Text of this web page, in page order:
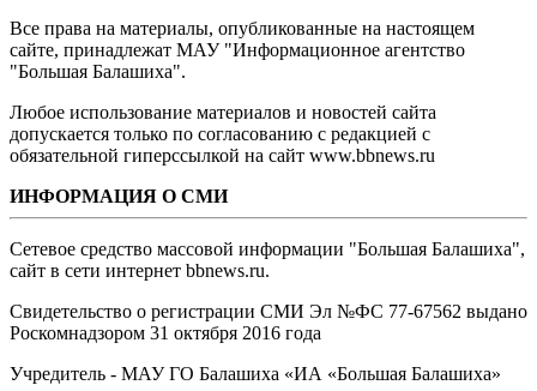
Все права на материалы, опубликованные на настоящем
сайте, принадлежат МАУ "Информационное агентство
"Большая Балашиха".
Любое использование материалов и новостей сайта
допускается только по согласованию с редакцией с
обязательной гиперссылкой на сайт www.bbnews.ru
ИНФОРМАЦИЯ О СМИ
Сетевое средство массовой информации "Большая Балашиха",
сайт в сети интернет bbnews.ru.
Свидетельство о регистрации СМИ Эл №ФС ‎77-67562 выдано
Роскомнадзором 31 октября 2016 года
Учредитель - МАУ ГО Балашиха «ИА «Большая Балашиха»